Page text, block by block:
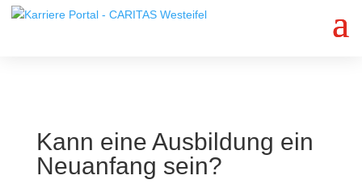
Jetzt bewerben
Kann eine Ausbildung ein
Neuanfang sein?